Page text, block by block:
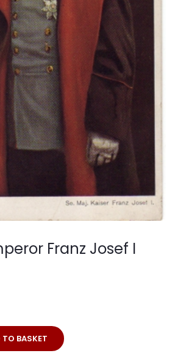
Franz Josef I
BASKET